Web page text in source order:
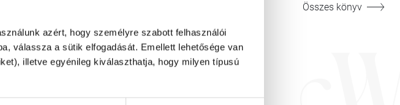
azért, hogy személyre szabott felhasználói
válassza a sütik elfogadását. Emellett lehetősége van
illetve egyénileg kiválaszthatja, hogy milyen típusú
Összes könyv